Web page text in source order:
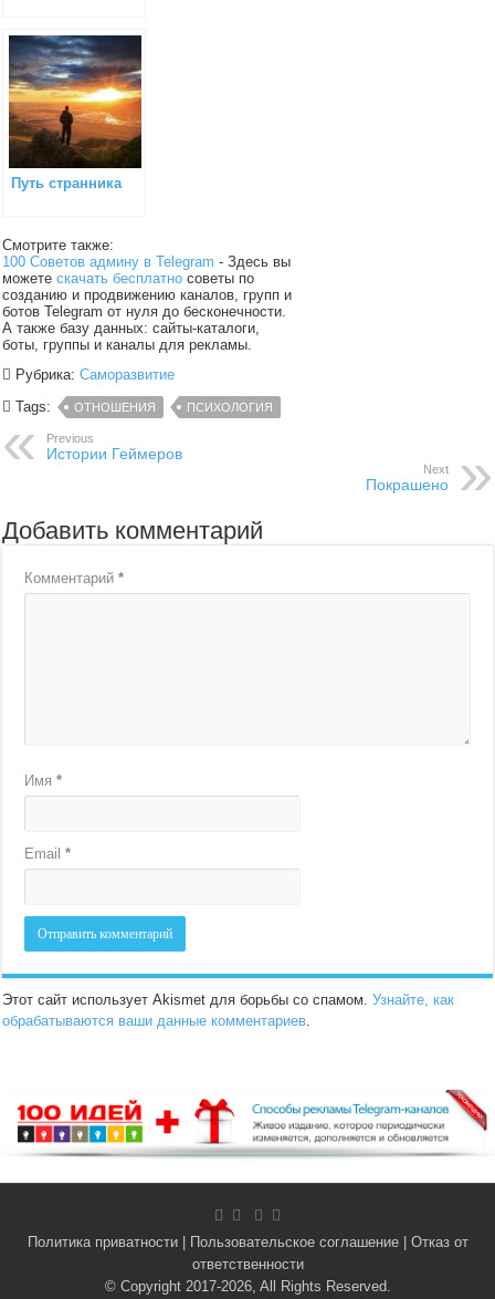
Путь странника
Смотрите также:
100 Советов админу в Telegram - Здесь вы
можетескачать бесплатно советы по
созданию и продвижению каналов, групп и
ботов Telegram от нуля до бесконечности.
А также базу данных: сайты-каталоги,
боты, группы и каналы для рекламы.
Рубрика:Саморазвитие
Tags:
ОТНОШЕНИЯ ПСИХОЛОГИЯ
Previous
Истории Геймеров
Next
Покрашено
Добавить комментарий
Комментарий*
Имя*
Email*
Этот сайт использует Akismet для борьбы со спамом.Узнайте, как
обрабатываются ваши данные комментариев.
Политика приватности| Пользовательское соглашение| Отказ от
ответственности
© Copyright 2017-2026, All Rights Reserved.